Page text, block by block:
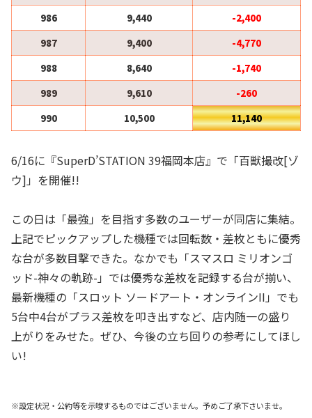
986
9,440
-2,400
987
9,400
-4,770
988
8,640
-1,740
989
9,610
-260
990
10,500 11,140
6/16に『SuperD’STATION 39福岡本店』で「百獣撮改[ゾ
ウ]」を開催!!
この日は「最強」を目指す多数のユーザーが同店に集結。
上記でピックアップした機種では回転数・差枚ともに優秀
な台が多数目撃できた。なかでも「スマスロ ミリオンゴ
ッド-神々の軌跡-」では優秀な差枚を記録する台が揃い、
最新機種の「スロット ソードアート・オンラインII」でも
5台中4台がプラス差枚を叩き出すなど、店内随一の盛り
上がりをみせた。ぜひ、今後の立ち回りの参考にしてほし
い!
※設定状況・公約等を示唆するものではございません。予めご了承下さいませ。